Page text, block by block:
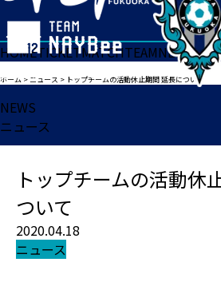
HOMETICKETMATCHTEAMNEWS
ホーム >ニュース > トップチームの活動休止期間 延長について
NEWS
ニュース
トップチームの活動休
ついて
2020.04.18
ニュース